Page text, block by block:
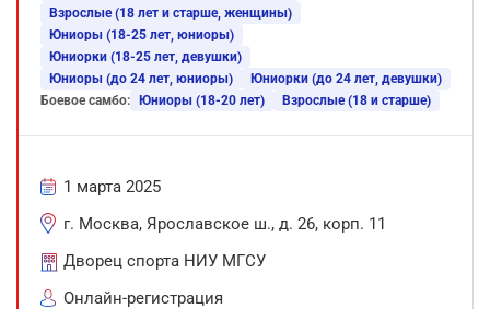
Взрослые (18 лет и старше, женщины)
Юниоры (18-25 лет, юниоры)
Юниорки (18-25 лет, девушки)
Юниоры (до 24 лет, юниоры)
Юниорки (до 24 лет, девушки)
Боевое самбо:
Юниоры (18-20 лет) Взрослые (18 и старше)
1 марта 2025
г. Москва, Ярославское ш., д. 26, корп. 11
Дворец спорта НИУ МГСУ
Онлайн-регистрация